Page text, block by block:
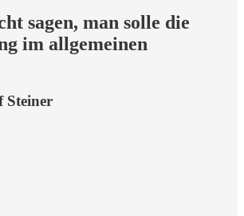
sagen, man solle die
im allgemeinen
Steiner